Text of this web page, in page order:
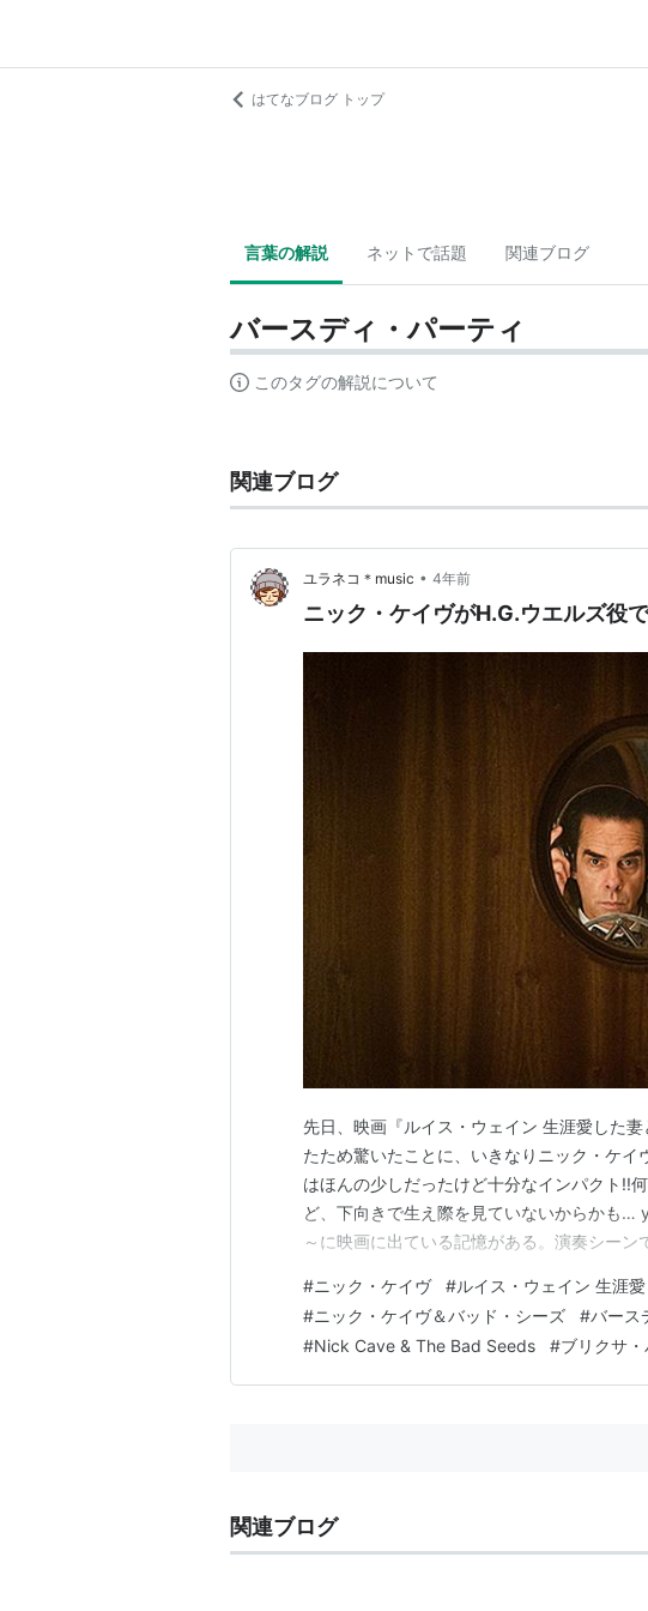
はてなブログ トップ
言葉の解説 ネットで話題 関連ブログ
バースディ・パーティ
このタグの解説について
関連ブログ
ユラネコ＊music • 4年前
ニック・ケイヴがH.G.ウエルズ役
先日、映画『ルイス・ウェイン 生涯愛した
たため驚いたことに、いきなりニック・ケ
はほんの少しだったけど十分なインパクト!!
ど、下向きで生え際を見ていないからかも…
～に映画に出ている記憶がある。演奏シー
るのは『ベルリン・天使の詩』、強烈にカ
のMVの頃のニック・ケイ…
#ニック・ケイヴ #ルイス・ウェイン 生涯
#ニック・ケイヴ＆バッド・シーズ #バース
#Nick Cave & The Bad Seeds #ブリクサ
関連ブログ